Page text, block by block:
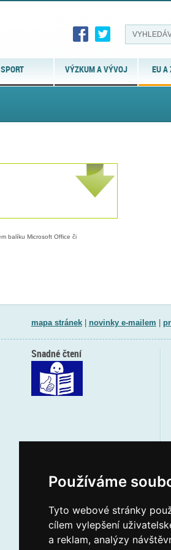
Používáme
Tyto webové stránky
cílem vylepšení
a reklam, analýzy
SPORT VÝZKUM A VÝVOJ EU A
balíku Microsoft Office či
mapa stránek| novinky e-mailem
Snadné čtení